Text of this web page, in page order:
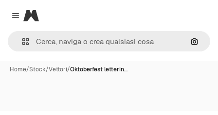
Close menu
Magnific
Cerca
Home/Stock/Vettori/Oktoberfest letterin…